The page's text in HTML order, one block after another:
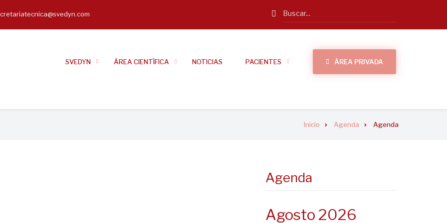
Search
SVEDYN ÁREA CIENTÍFICA NOTICIAS PACIENTES ÁREA PRIVADA
Inicio Agenda Agenda
Agenda
Agosto 2026